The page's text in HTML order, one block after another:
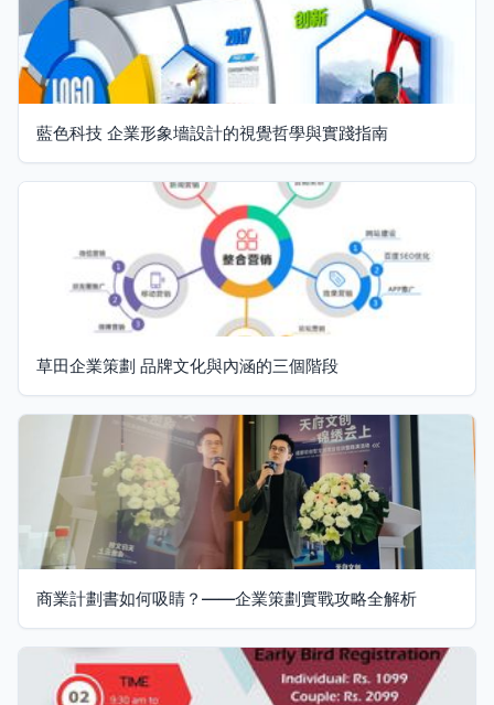
藍色科技 企業形象墻設計的視覺哲學與實踐指南
草田企業策劃 品牌文化與內涵的三個階段
商業計劃書如何吸睛？——企業策劃實戰攻略全解析